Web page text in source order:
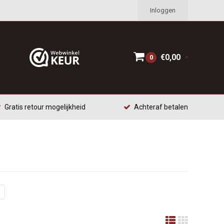
Inloggen
0 €0,00
Gratis retour mogelijkheid Achteraf betalen